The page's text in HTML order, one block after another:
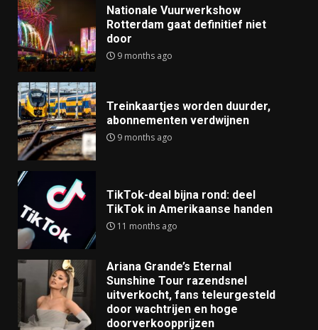
Nationale Vuurwerkshow
Rotterdam gaat definitief niet
door
9 months ago
Treinkaartjes worden duurder,
abonnementen verdwijnen
9 months ago
TikTok-deal bijna rond: deel
TikTok in Amerikaanse handen
11 months ago
Ariana Grande’s Eternal
Sunshine Tour razendsnel
uitverkocht, fans teleurgesteld
door wachtrijen en hoge
doorverkoopprijzen